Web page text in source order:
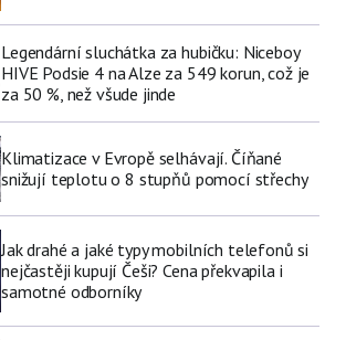
Legendární sluchátka za hubičku: Niceboy
HIVE Podsie 4 na Alze za 549 korun, což je
za 50 %, než všude jinde
Klimatizace v Evropě selhávají. Číňané
snižují teplotu o 8 stupňů pomocí střechy
Jak drahé a jaké typy mobilních telefonů si
nejčastěji kupují Češi? Cena překvapila i
samotné odborníky